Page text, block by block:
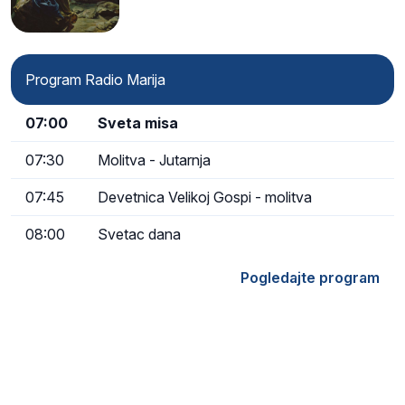
Program Radio Marija
07:00 Sveta misa
07:30 Molitva - Jutarnja
07:45 Devetnica Velikoj Gospi - molitva
08:00 Svetac dana
Pogledajte program